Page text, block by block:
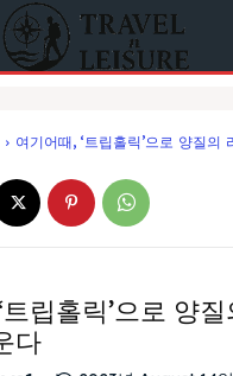
여기어때, ‘트립홀릭’으로 양질의
립홀릭’으로 양
다